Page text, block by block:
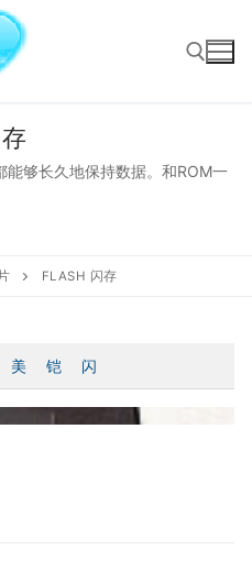
Search for:
够长久地保持数据。和ROM一
FLASH 闪存
美 铠 闪